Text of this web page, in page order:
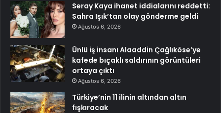
Seray Kaya ihanet iddialarını reddetti:
Sahra Işık’tan olay gönderme geldi
Ağustos 6, 2026
Ünlü iş insanı Alaaddin Çağlıköse’ye
kafede bıçaklı saldırının görüntüleri
ortaya çıktı
Ağustos 6, 2026
Türkiye’nin 11 ilinin altından altın
fışkıracak